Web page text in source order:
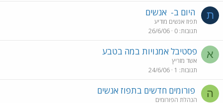
ת היום ב- אנשים
תפוז אנשים מודיע
תגובות 0
26/6/06
א פסטיבל אמנויות במה בטבע
אשד מזריץ
תגובות 1
24/6/06
ה פורומים חדשים בתפוז אנשים
הנהלת הפורומים